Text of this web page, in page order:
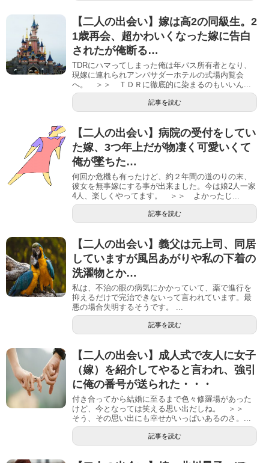
【二人の出会い】嫁は高2の同級生。2
1歳再会、超かわいくなった嫁に告白
されたが俺断る…
TDRにハマってしまった俺は年パス所有者となり、
現嫁に連れられアンバサダーホテルの式場内覧会
へ。 ＞＞ ＴＤＲに徹底的に染まるのもいいん...
記事を読む
【二人の出会い】病院の受付をしてい
た嫁、3つ年上だが物凄く可愛いくて
俺が墜ちた…
何回か危機も有ったけど、約２年間の道のりの末、
彼女を無事嫁にする事が出来ました。今は娘2人一家
4人、楽しくやってます。 ＞＞ よかったじ...
記事を読む
【二人の出会い】義父は元上司、同居
していますが風呂あがりや私の下着の
洗濯物とか…
私は、不治の眼の病気にかかっていて、薬で進行を
抑えるだけで完治できないって言われています。最
悪の場合失明するそうです。 ...
記事を読む
【二人の出会い】成人式で友人に女子
（嫁）を紹介してやると言われ、強引
に俺の番号が送られた・・・
付き合ってから結婚に至るまで色々修羅場があった
けど、今となっては笑える思い出だしね。 ＞＞
そう、その思い出にも幸せがいっぱいあるのさ。...
記事を読む